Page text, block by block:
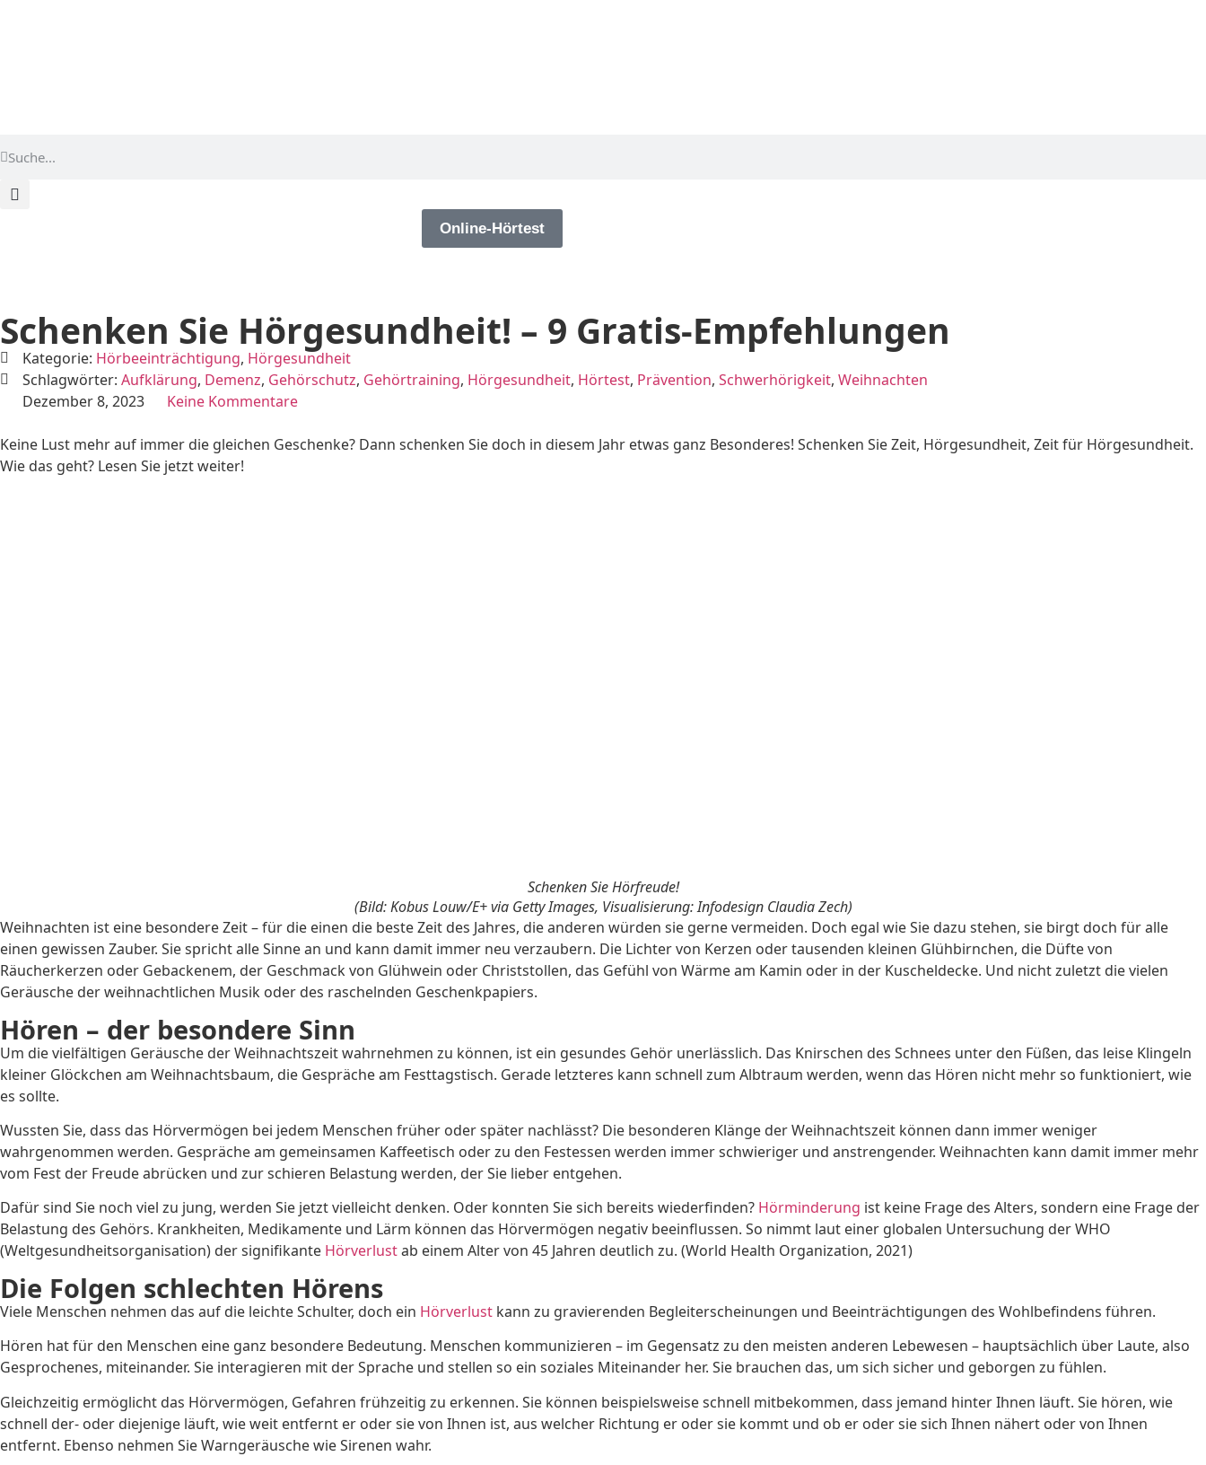
Online-Hörtest
Schenken Sie Hörgesundheit! – 9 Gratis-Empfehlungen
Kategorie: Hörbeeinträchtigung, Hörgesundheit
Schlagwörter: Aufklärung, Demenz, Gehörschutz, Gehörtraining, Hörgesundheit, Hörtest, Prävention, Schwerhörigkeit, Weihnachten
Dezember 8, 2023
Keine Kommentare
Keine Lust mehr auf immer die gleichen Geschenke? Dann schenken Sie doch in diesem Jahr etwas ganz Besonderes! Schenken Sie Zeit, Hörgesundheit, Zeit für Hörgesundheit.
Wie das geht? Lesen Sie jetzt weiter!
Schenken Sie Hörfreude!
(Bild: Kobus Louw/E+ via Getty Images, Visualisierung: Infodesign Claudia Zech)
Weihnachten ist eine besondere Zeit – für die einen die beste Zeit des Jahres, die anderen würden sie gerne vermeiden. Doch egal wie Sie dazu stehen, sie birgt doch für alle
einen gewissen Zauber. Sie spricht alle Sinne an und kann damit immer neu verzaubern. Die Lichter von Kerzen oder tausenden kleinen Glühbirnchen, die Düfte von
Räucherkerzen oder Gebackenem, der Geschmack von Glühwein oder Christstollen, das Gefühl von Wärme am Kamin oder in der Kuscheldecke. Und nicht zuletzt die vielen
Geräusche der weihnachtlichen Musik oder des raschelnden Geschenkpapiers.
Hören – der besondere Sinn
Um die vielfältigen Geräusche der Weihnachtszeit wahrnehmen zu können, ist ein gesundes Gehör unerlässlich. Das Knirschen des Schnees unter den Füßen, das leise Klingeln
kleiner Glöckchen am Weihnachtsbaum, die Gespräche am Festtagstisch. Gerade letzteres kann schnell zum Albtraum werden, wenn das Hören nicht mehr so funktioniert, wie
es sollte.
Wussten Sie, dass das Hörvermögen bei jedem Menschen früher oder später nachlässt? Die besonderen Klänge der Weihnachtszeit können dann immer weniger
wahrgenommen werden. Gespräche am gemeinsamen Kaffeetisch oder zu den Festessen werden immer schwieriger und anstrengender. Weihnachten kann damit immer mehr
vom Fest der Freude abrücken und zur schieren Belastung werden, der Sie lieber entgehen.
Dafür sind Sie noch viel zu jung, werden Sie jetzt vielleicht denken. Oder konnten Sie sich bereits wiederfinden? Hörminderung ist keine Frage des Alters, sondern eine Frage der
Belastung des Gehörs. Krankheiten, Medikamente und Lärm können das Hörvermögen negativ beeinflussen. So nimmt laut einer globalen Untersuchung der WHO
(Weltgesundheitsorganisation) der signifikante Hörverlustab einem Alter von 45 Jahren deutlich zu. (World Health Organization, 2021)
Die Folgen schlechten Hörens
Viele Menschen nehmen das auf die leichte Schulter, doch ein Hörverlust kann zu gravierenden Begleiterscheinungen und Beeinträchtigungen des Wohlbefindens führen.
Hören hat für den Menschen eine ganz besondere Bedeutung. Menschen kommunizieren – im Gegensatz zu den meisten anderen Lebewesen – hauptsächlich über Laute, also
Gesprochenes, miteinander. Sie interagieren mit der Sprache und stellen so ein soziales Miteinander her. Sie brauchen das, um sich sicher und geborgen zu fühlen.
Gleichzeitig ermöglicht das Hörvermögen, Gefahren frühzeitig zu erkennen. Sie können beispielsweise schnell mitbekommen, dass jemand hinter Ihnen läuft. Sie hören, wie
schnell der- oder diejenige läuft, wie weit entfernt er oder sie von Ihnen ist, aus welcher Richtung er oder sie kommt und ob er oder sie sich Ihnen nähert oder von Ihnen
entfernt. Ebenso nehmen Sie Warngeräusche wie Sirenen wahr.